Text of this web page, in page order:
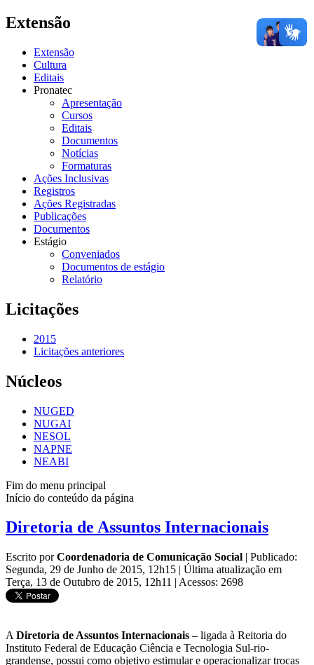
Extensão
Extensão
Cultura
Editais
Pronatec
Apresentação
Cursos
Editais
Documentos
Notícias
Formaturas
Ações Inclusivas
Registros
Ações Registradas
Publicações
Documentos
Estágio
Conveniados
Documentos de estágio
Relatório
Licitações
2015
Licitações anteriores
Núcleos
NUGED
NUGAI
NESOL
NAPNE
NEABI
Fim do menu principal
Início do conteúdo da página
Diretoria de Assuntos Internacionais
Escrito porCoordenadoria de Comunicação Social | Publicado:
Segunda, 29 de Junho de 2015, 12h15 | Última atualização em
Terça, 13 de Outubro de 2015, 12h11 | Acessos: 2698
A Diretoria de Assuntos Internacionais – ligada à Reitoria do
Instituto Federal de Educação Ciência e Tecnologia Sul-rio-
grandense, possui como objetivo estimular e operacionalizar trocas